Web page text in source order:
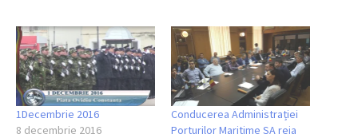
1Decembrie 2016
8 decembrie 2016
Conducerea Administrației
Porturilor Maritime SA reia